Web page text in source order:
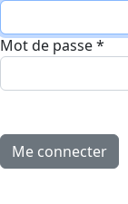
Mot de passe*